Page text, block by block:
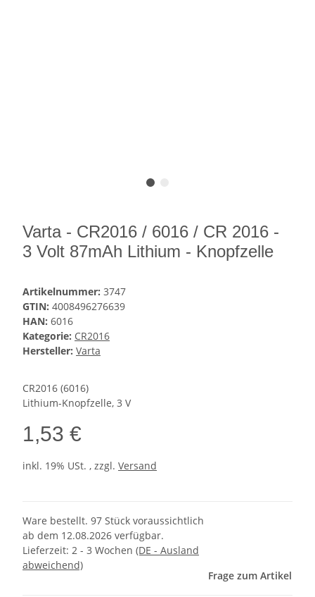
Varta - CR2016 / 6016 / CR 2016 -
3 Volt 87mAh Lithium - Knopfzelle
Artikelnummer: 3747
GTIN: 4008496276639
HAN: 6016
Kategorie: CR2016
Hersteller: Varta
CR2016 (6016)
Lithium-Knopfzelle, 3 V
1,53 €
inkl. 19% USt. , zzgl. Versand
Ware bestellt. 97 Stück voraussichtlich
ab dem 12.08.2026 verfügbar.
Lieferzeit: 2 - 3 Wochen (DE - Ausland
abweichend)
Frage zum Artikel